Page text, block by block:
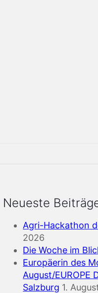
Neueste
Agri-Hackathon
2026
Die Woche im
Europäerin des
August/EUROPE
Salzburg 1.